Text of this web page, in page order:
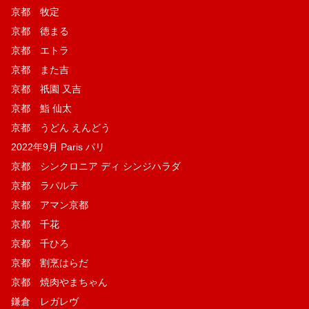
京都 牧定
京都 徳まる
京都 エトラ
京都 また吉
京都 祇園 又吉
京都 鮨 仙太
京都 うどん えんどう
2022年9月 Paris パリ
京都 シンクロニア ディ シンジハラダ
京都 ラパルテ
京都 アマン京都
京都 千花
京都 千ひろ
京都 割烹はらだ
京都 焼肉やまちゃん
鎌倉 レガレヴ